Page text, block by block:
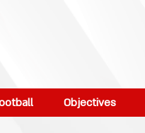
Objectives